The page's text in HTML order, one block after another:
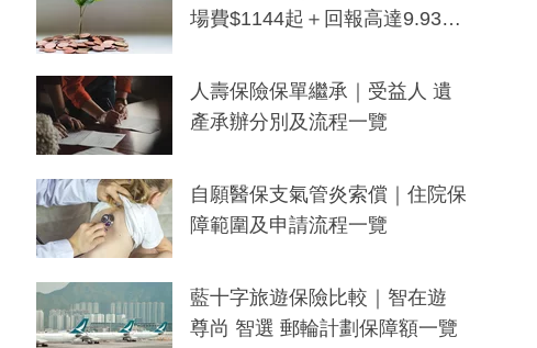
場費$1144起＋回報高達9.93
人壽保險保單繼承｜受益人 遺
產承辦分別及流程一覽
自願醫保支氣管炎索償｜住院保
障範圍及申請流程一覽
藍十字旅遊保險比較｜智在遊
尊尚 智選 郵輪計劃保障額一覽